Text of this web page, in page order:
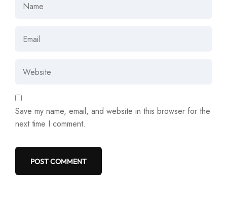
Save my name, email, and website in this browser for the
next time I comment.